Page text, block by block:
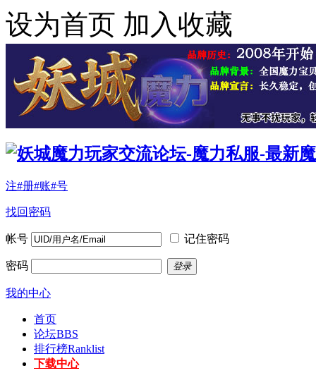
设为首页 加入收藏
注#册#账#号
找回密码
帐号 记住密码
密码 登录
我的中心
首页
论坛BBS
排行榜Ranklist
下载中心